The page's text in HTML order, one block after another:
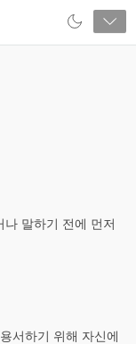
말하기 전에 먼저
서하기 위해 자신에